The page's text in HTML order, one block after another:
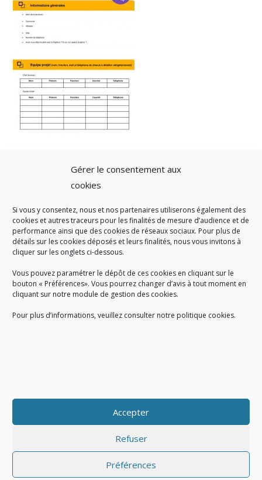
Gérer le consentement aux
cookies
Si vous y consentez, nous et nos partenaires utiliserons également des
cookies et autres traceurs pour les finalités de mesure d’audience et de
performance ainsi que des cookies de réseaux sociaux. Pour plus de
détails sur les cookies déposés et leurs finalités, nous vous invitons à
cliquer sur les onglets ci-dessous.
Vous pouvez paramétrer le dépôt de ces cookies en cliquant sur le
bouton « Préférences». Vous pourrez changer d’avis à tout moment en
cliquant sur notre module de gestion des cookies.
Pour plus d’informations, veuillez consulter notre politique cookies.
Accepter
Refuser
Préférences
A SAVOIR
Créé en 1978, le Sigidurs est un établissement public quiexerce
des missions de service public : la prévention, la collecte et la
valorisation des déchets ménagers et assimilés produits par son
territoire.
Accueil du public :
Gestion des cookies|